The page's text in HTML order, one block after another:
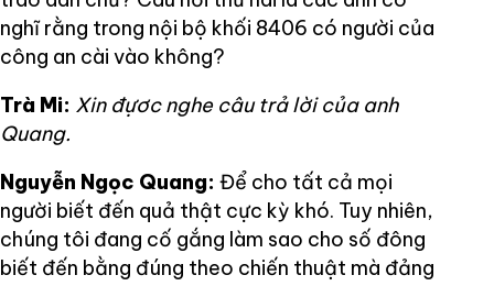
nghĩ rằng trong nội bộ khối 8406 có người của
công an cài vào không?
Trà Mi: Xin đựơc nghe câu trả lời của anh
Quang.
Nguyễn Ngọc Quang: Để cho tất cả mọi
người biết đến quả thật cực kỳ khó. Tuy nhiên,
chúng tôi đang cố gắng làm sao cho số đông
biết đến bằng đúng theo chiến thuật mà đảng